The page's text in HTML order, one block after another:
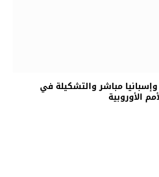
وإسبانيا مباشر والتشكيلة في
الأوروبية